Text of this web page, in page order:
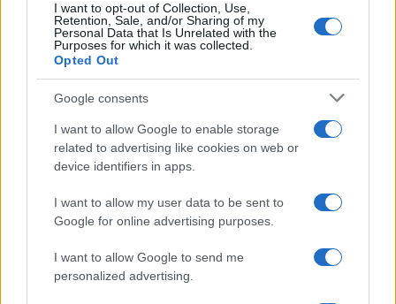
I want to opt-out of Collection, Use,
Retention, Sale, and/or Sharing of my
Personal Data that Is Unrelated with the
Purposes for which it was collected.
Opted Out
Google consents
I want to allow Google to enable storage
related to advertising like cookies on web or
device identifiers in apps.
I want to allow my user data to be sent to
Google for online advertising purposes.
I want to allow Google to send me
personalized advertising.
Sigue leyendo
RECETAS